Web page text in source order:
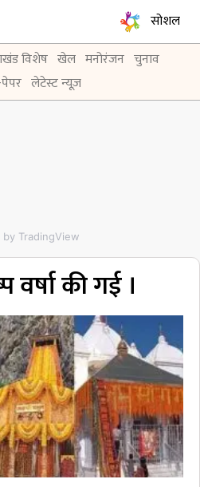
सोशल
विशेष खेल मनोरंजन चुनाव
लेटेस्ट न्यूज़
by TradingView
वर्षा की गई ।